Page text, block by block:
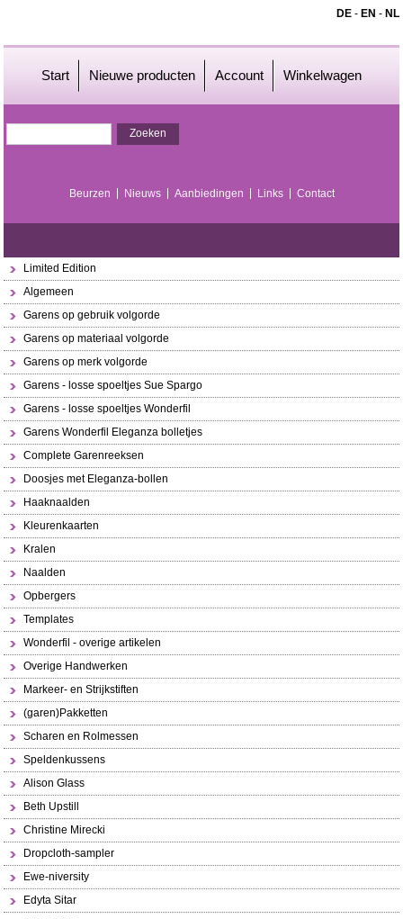
DE- EN - NL
Start Nieuwe producten Account Winkelwagen
Beurzen Nieuws Aanbiedingen Links Contact
Limited Edition
Algemeen
Garens op gebruik volgorde
Garens op materiaal volgorde
Garens op merk volgorde
Garens - losse spoeltjes Sue Spargo
Garens - losse spoeltjes Wonderfil
Garens Wonderfil Eleganza bolletjes
Complete Garenreeksen
Doosjes met Eleganza-bollen
Haaknaalden
Kleurenkaarten
Kralen
Naalden
Opbergers
Templates
Wonderfil - overige artikelen
Overige Handwerken
Markeer- en Strijkstiften
(garen)Pakketten
Scharen en Rolmessen
Speldenkussens
Alison Glass
Beth Upstill
Christine Mirecki
Dropcloth-sampler
Ewe-niversity
Edyta Sitar